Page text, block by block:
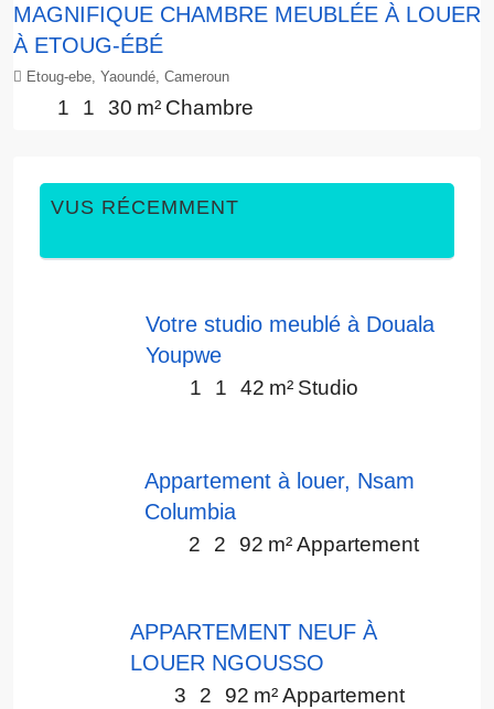
MAGNIFIQUE CHAMBRE MEUBLÉE À LOUER
À ETOUG-ÉBÉ
Etoug-ebe, Yaoundé, Cameroun
1 1 30 m² Chambre
VUS RÉCEMMENT
Votre studio meublé à Douala
Youpwe
1 1 42 m² Studio
Appartement à louer, Nsam
Columbia
2 2 92 m²Appartement
APPARTEMENT NEUF À
LOUER NGOUSSO
3 2 92 m²Appartement